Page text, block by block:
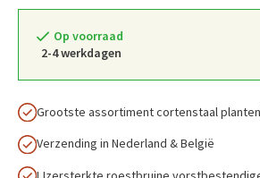
Op voorraad
2-4 werkdagen
Grootste assortiment cortenstaal
Verzending in Nederland & België